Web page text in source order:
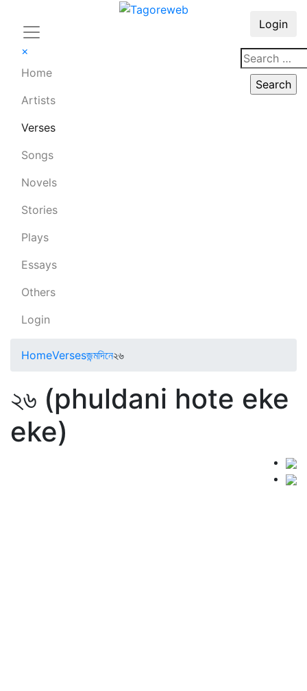
×
Home
Artists
Verses
Songs
Novels
Stories
Plays
Essays
Others
Login
Login
HomeVersesজন্মদিনে২৬
২৬ (phuldani hote eke
eke)